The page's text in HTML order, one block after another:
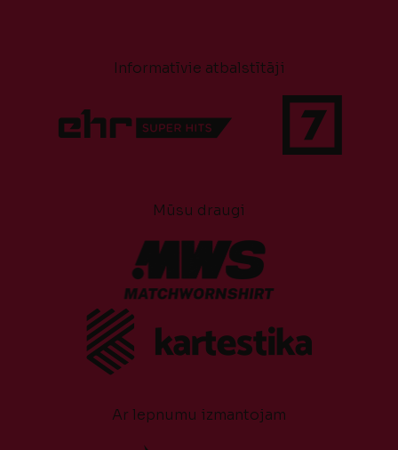
Informatīvie atbalstītāji
Mūsu draugi
Ar lepnumu izmantojam